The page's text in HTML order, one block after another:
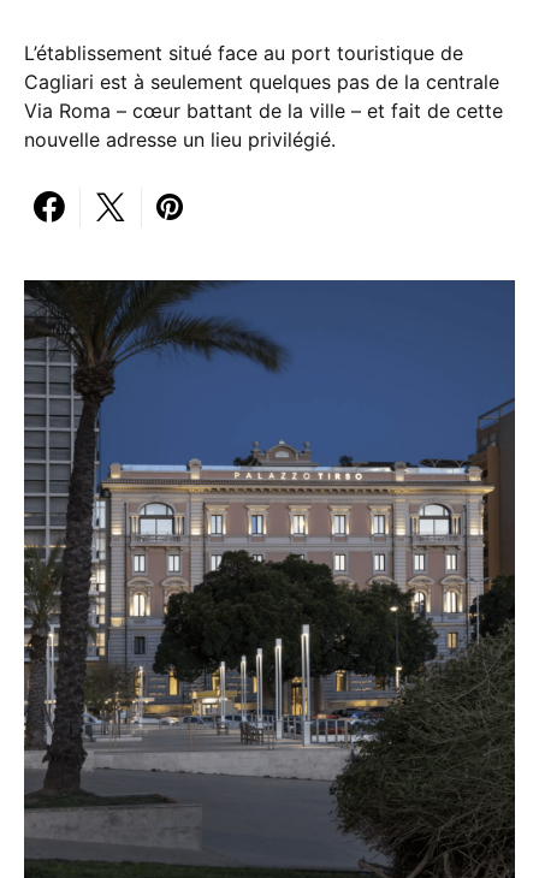
L’établissement situé face au port touristique de
Cagliari est à seulement quelques pas de la centrale
Via Roma – cœur battant de la ville – et fait de cette
nouvelle adresse un lieu privilégié.